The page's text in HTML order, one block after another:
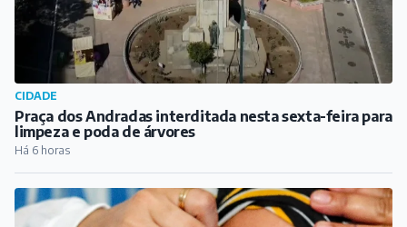
CIDADE
Praça dos Andradas interditada nesta sexta-feira para
limpeza e poda de árvores
Há 6 horas